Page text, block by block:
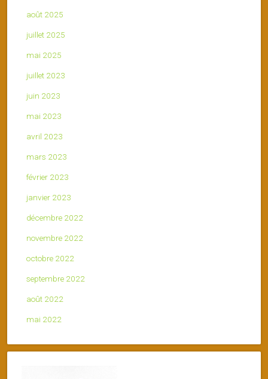
août 2025
juillet 2025
mai 2025
juillet 2023
juin 2023
mai 2023
avril 2023
mars 2023
février 2023
janvier 2023
décembre 2022
novembre 2022
octobre 2022
septembre 2022
août 2022
mai 2022